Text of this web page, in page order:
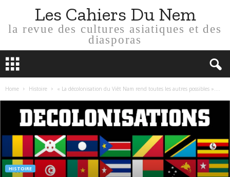
Les Cahiers Du Nem
la revue des cultures asiatiques et des
diasporas
Home Histoire « La décolonisation du Viêt Nam rend toutes les autres possibles »....
HISTOIRE